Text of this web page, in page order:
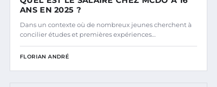
ANS EN 2025 ?
Dans un contexte où de nombreux jeunes cherchent à
concilier études et premières expériences…
FLORIAN ANDRÉ